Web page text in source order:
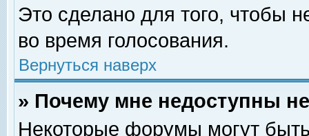
Это сделано для того, чтобы
во время голосования.
Вернуться наверх
» Почему мне недоступны
Некоторые форумы могут